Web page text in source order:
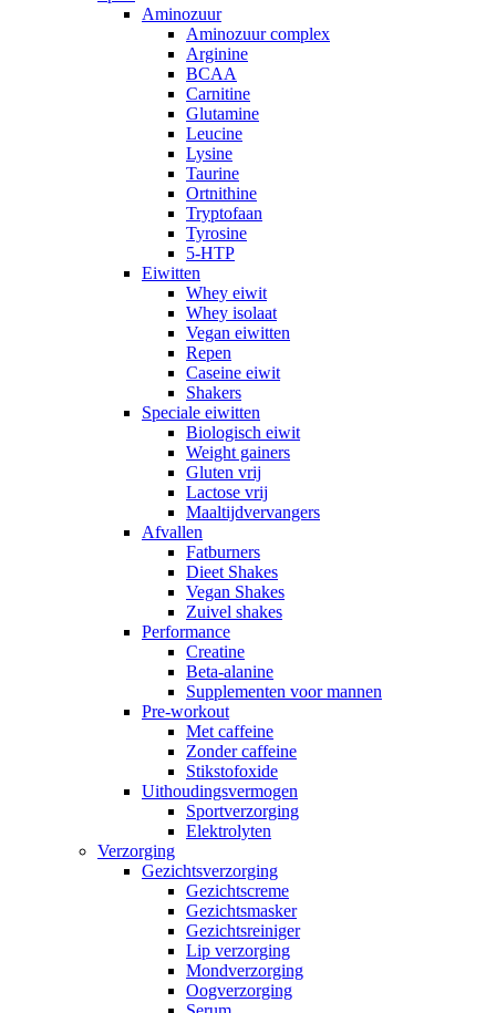
Aminozuur
Aminozuur complex
Arginine
BCAA
Carnitine
Glutamine
Leucine
Lysine
Taurine
Ortnithine
Tryptofaan
Tyrosine
5-HTP
Eiwitten
Whey eiwit
Whey isolaat
Vegan eiwitten
Repen
Caseine eiwit
Shakers
Speciale eiwitten
Biologisch eiwit
Weight gainers
Gluten vrij
Lactose vrij
Maaltijdvervangers
Afvallen
Fatburners
Dieet Shakes
Vegan Shakes
Zuivel shakes
Performance
Creatine
Beta-alanine
Supplementen voor mannen
Pre-workout
Met caffeine
Zonder caffeine
Stikstofoxide
Uithoudingsvermogen
Sportverzorging
Elektrolyten
Verzorging
Gezichtsverzorging
Gezichtscreme
Gezichtsmasker
Gezichtsreiniger
Lip verzorging
Mondverzorging
Oogverzorging